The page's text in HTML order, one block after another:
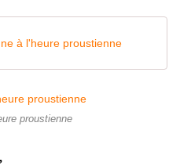
à l'heure proustienne
proustienne
,